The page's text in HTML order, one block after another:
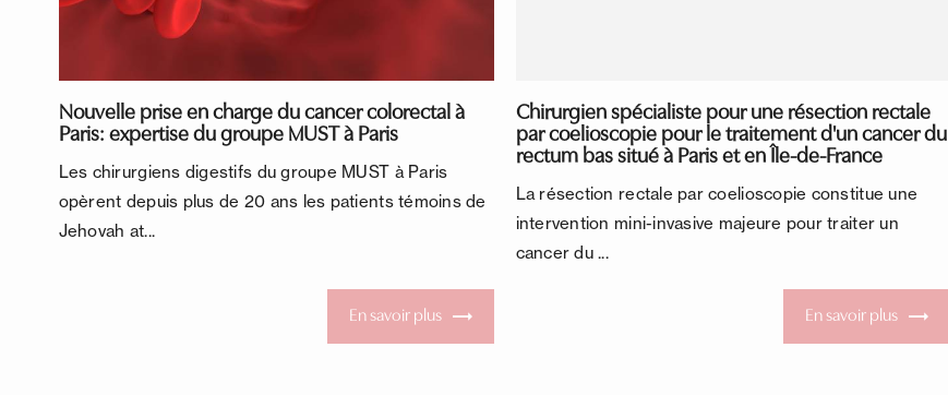
Nouvelle prise en charge du cancer colorectal à
Paris: expertise du groupe MUST à Paris
Les chirurgiens digestifs du groupe MUST à Paris
opèrent depuis plus de 20 ans les patients témoins de
Jehovah at...
En savoir plus
Chirurgien spécialiste pour une résection rectale
par coelioscopie pour le traitement d'un cancer du
rectum bas situé à Paris et en Île-de-France
La résection rectale par coelioscopie constitue une
intervention mini-invasive majeure pour traiter un
cancer du ...
En savoir plus